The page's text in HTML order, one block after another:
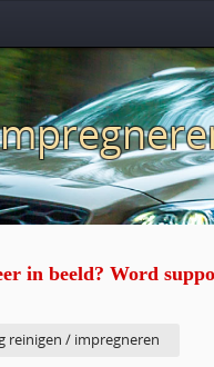
in beeld? Word
reinigen / impregneren